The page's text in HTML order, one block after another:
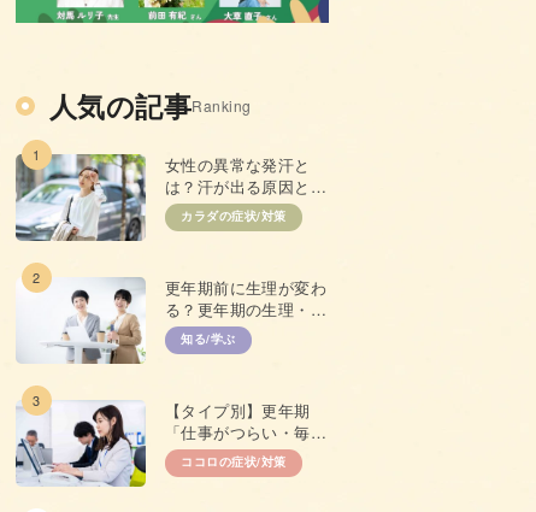
人気の記事Ranking
1
女性の異常な発汗と
は？汗が出る原因と抑
えるための対策
カラダの症状/対策
2
更年期前に生理が変わ
る？更年期の生理・
PMSとの違い
知る/学ぶ
3
【タイプ別】更年期
「仕事がつらい・毎日
やる気が出ない」原因
と対策
ココロの症状/対策